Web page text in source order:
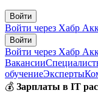
Войти
Войти через Хабр
Войти
Войти через Хабр
Вакансии
обучениеЭксперты
💰 Зарплаты в IT